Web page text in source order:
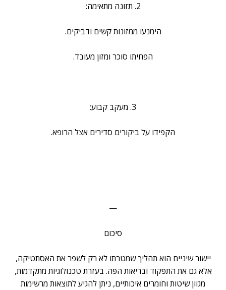
2. תזונה מתאימה:
הימנעו ממזונות קשים ודביקים.
הפחיתו סוכר ומזון מעובד.
3. מעקב קבוע:
הקפידו על ביקורים סדירים אצל הרופא.
—
סיכום
יישור שיניים הוא תהליך שמטרתו לא רק לשפר את האסתטיקה,
אלא גם את התפקוד ובריאות הפה. בעזרת טכנולוגיות מתקדמות,
מגוון שיטות וחומרים איכותיים, ניתן להגיע לתוצאות מרשימות